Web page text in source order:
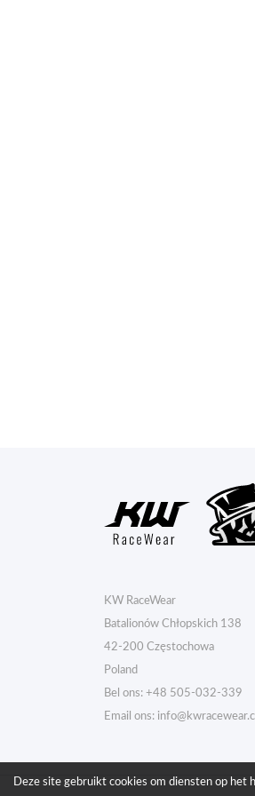
KW RaceWear
Batalionów Chłopskich 138
42-200 Częstochowa
Poland
Bel ons: +48 505-032-339
Email ons:
Deze site gebruikt cookies om diensten op het